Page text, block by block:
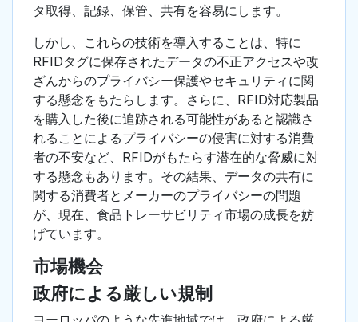
タ取得、記録、保管、共有を容易にします。
しかし、これらの技術を導入することは、特に
RFIDタグに保存されたデータの不正アクセスや改
ざんからのプライバシー保護やセキュリティに関
する懸念をもたらします。さらに、RFID対応製品
を購入した後に追跡される可能性があると認識さ
れることによるプライバシーの侵害に対する消費
者の不安など、RFIDがもたらす潜在的な脅威に対
する懸念もあります。その結果、データの共有に
関する消費者とメーカーのプライバシーの問題
が、現在、食品トレーサビリティ市場の成長を妨
げています。
市場機会
政府による厳しい規制